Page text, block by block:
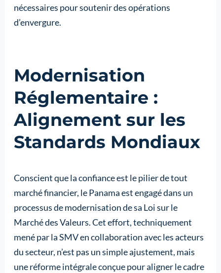
nécessaires pour soutenir des opérations
d’envergure.
Modernisation
Réglementaire :
Alignement sur les
Standards Mondiaux
Conscient que la confiance est le pilier de tout
marché financier, le Panama est engagé dans un
processus de modernisation de sa Loi sur le
Marché des Valeurs. Cet effort, techniquement
mené par la SMV en collaboration avec les acteurs
du secteur, n’est pas un simple ajustement, mais
une réforme intégrale conçue pour aligner le cadre